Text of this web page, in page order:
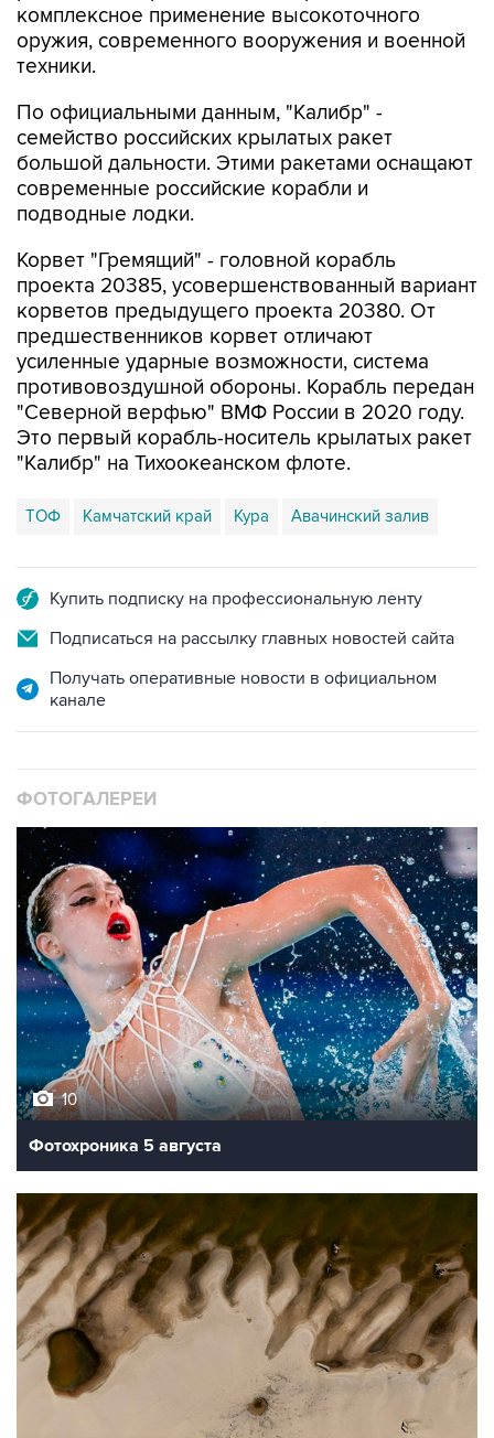
комплексное применение высокоточного
оружия, современного вооружения и военной
техники.
По официальными данным, "Калибр" -
семейство российских крылатых ракет
большой дальности. Этими ракетами оснащают
современные российские корабли и
подводные лодки.
Корвет "Гремящий" - головной корабль
проекта 20385, усовершенствованный вариант
корветов предыдущего проекта 20380. От
предшественников корвет отличают
усиленные ударные возможности, система
противовоздушной обороны. Корабль передан
"Северной верфью" ВМФ России в 2020 году.
Это первый корабль-носитель крылатых ракет
"Калибр" на Тихоокеанском флоте.
ТОФ Камчатский край Кура Авачинский залив
Купить подписку на профессиональную ленту
Подписаться на рассылку главных новостей сайта
Получать оперативные новости в официальном
канале
ФОТОГАЛЕРЕИ
10
Фотохроника 5 августа